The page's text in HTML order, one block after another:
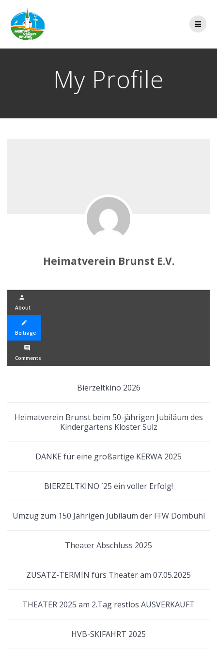
My Profile
Heimatverein Brunst E.V.
person
About
create
Beiträge
comment
Comments
Bierzeltkino 2026
Heimatverein Brunst beim 50-jährigen Jubiläum des
Kindergartens Kloster Sulz
DANKE für eine großartige KERWA 2025
BIERZELTKINO ´25 ein voller Erfolg!
Umzug zum 150 Jährigen Jubiläum der FFW Dombühl
Theater Abschluss 2025
ZUSATZ-TERMIN fürs Theater am 07.05.2025
THEATER 2025 am 2.Tag restlos AUSVERKAUFT
HVB-SKIFAHRT 2025